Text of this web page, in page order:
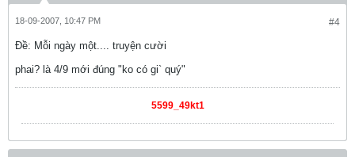
#4
18-09-2007, 10:47 PM
Ðề: Mỗi ngày một.... truyện cười
phai? là 4/9 mới đúng "ko có gi` quý"
5599_49kt1